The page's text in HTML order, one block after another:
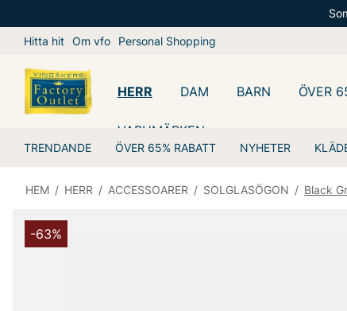
Hitta hit Om vfo Personal Shopping
HERR
TRENDANDE ÖVER 65% RABATT NYHETER
DAM BARN ÖVER
VARUMÄRKEN
HEM / HERR / ACCESSOARER / SOLGLASÖGON / Black
-63%